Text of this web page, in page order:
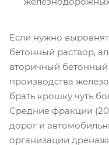
Если нужно
бетонный раствор,
вторичный
производства
брать крошку чуть
Средние фракции
дорог и
организации